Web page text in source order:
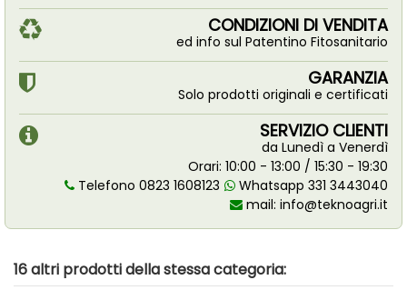
CONDIZIONI DI VENDITA
ed info sul Patentino Fitosanitario
GARANZIA
Solo prodotti originali e certificati
SERVIZIO CLIENTI
da Lunedì a Venerdì
Orari: 10:00 - 13:00 / 15:30 - 19:30
Telefono 0823 1608123
Whatsapp 331 3443040
mail: info@teknoagri.it
16 altri prodotti della stessa categoria: